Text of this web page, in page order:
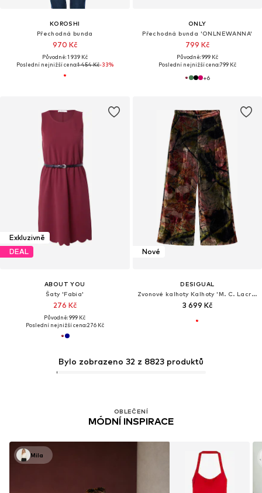
KOROSHI
Přechodná bunda
970 Kč
Původně: 1 939 Kč
Poslední nejnižší cena:1 454 Kč-33%
ONLY
Přechodná bunda 'ONLNEWANNA'
799 Kč
Původně: 999 Kč
Poslední nejnižší cena:799 Kč
+6
Exkluzivně
DEAL
ABOUT YOU
Šaty 'Fabia'
276 Kč
Původně: 999 Kč
Poslední nejnižší cena:276 Kč
Nové
DESIGUAL
Zvonové kalhoty Kalhoty 'M. C. Lacroix'
3 699 Kč
Bylo zobrazeno 32 z 8823 produktů
OBLEČENÍ
MÓDNÍ INSPIRACE
Mila